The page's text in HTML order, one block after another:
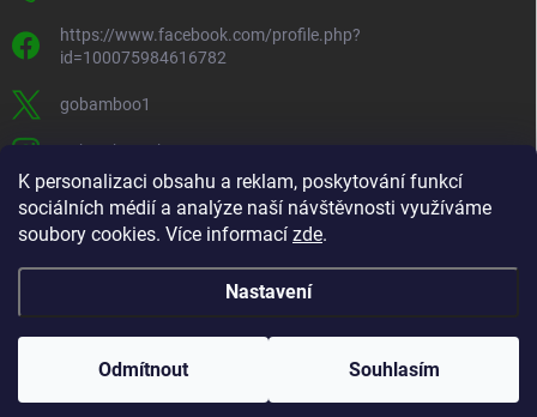
K personalizaci obsahu a reklam, poskytování funkcí
sociálních médií a analýze naší návštěvnosti využíváme
soubory cookies. Více informací zde.
Nastavení
Odmítnout Souhlasím
https://www.facebook.com/profile.php?
id=100075984616782
gobamboo1
gobamboo_sk
+421944111609
https://www.youtube.com/@gobamb00
nastavení cookies